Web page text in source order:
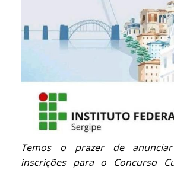
Temos o prazer de
inscrições para o Concurso